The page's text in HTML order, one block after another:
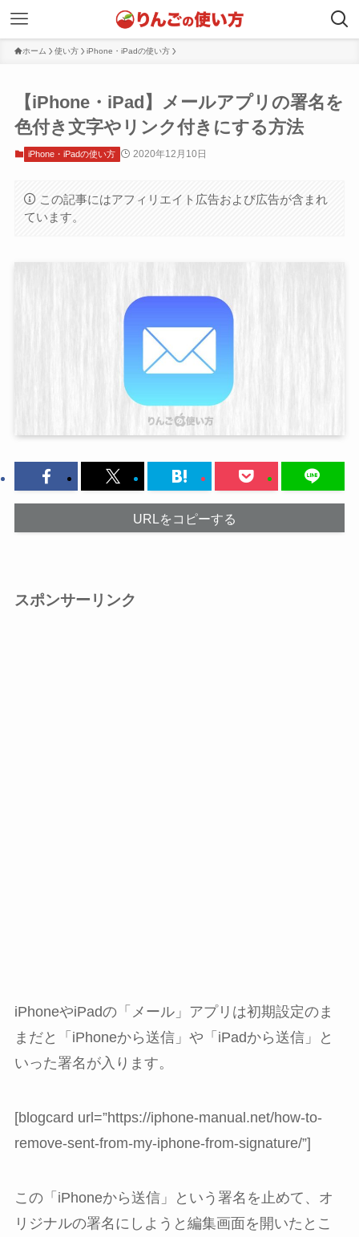
ホーム 使い方 iPhone・iPadの使い方
【iPhone・iPad】メールアプリの署名を
色付き文字やリンク付きにする方法
iPhone・iPadの使い方 2020年12月10日
この記事にはアフィリエイト広告および広告が含まれ
ています。
URLをコピーする
スポンサーリンク
iPhoneやiPadの「メール」アプリは初期設定のま
まだと「iPhoneから送信」や「iPadから送信」と
いった署名が入ります。
[blogcard url=”https://iphone-manual.net/how-to-
remove-sent-from-my-iphone-from-signature/”]
この「iPhoneから送信」という署名を止めて、オ
リジナルの署名にしようと編集画面を開いたとこ